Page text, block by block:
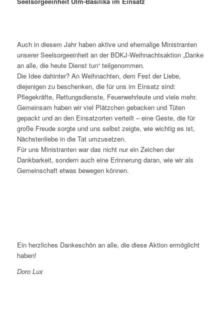
Auch in diesem Jahr haben aktive und ehemalige Ministranten
unserer Seelsorgeeinheit an der BDKJ-Weihnachtsaktion „Danke
an alle, die heute Dienst tun“ teilgenommen.
Die Idee dahinter? An Weihnachten, dem Fest der Liebe,
diejenigen zu beschenken, die für uns im Einsatz sind:
Pflegekräfte, Rettungsdienste, Feuerwehrleute und viele mehr.
Gemeinsam haben wir viel Plätzchen gebacken und Tüten
gepackt und an den Einsatzorten verteilt – eine Geste, die für
große Freude sorgte und uns selbst zeigte, wie wichtig es ist,
Nächstenliebe in die Tat umzusetzen.
Für uns Ministranten war das nicht nur ein Zeichen der
Dankbarkeit, sondern auch eine Erinnerung daran, wie wir als
Gemeinschaft etwas bewegen können.
Ein herzliches Dankeschön an alle, die diese Aktion ermöglicht
haben!
Doro Lux